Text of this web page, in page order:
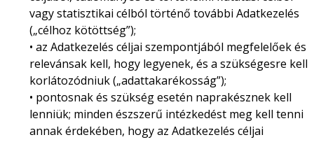
vagy statisztikai célból történő további Adatkezelés
(„célhoz kötöttség”);
• az Adatkezelés céljai szempontjából megfelelőek és
relevánsak kell, hogy legyenek, és a szükségesre kell
korlátozódniuk („adattakarékosság”);
• pontosnak és szükség esetén naprakésznek kell
lenniük; minden észszerű intézkedést meg kell tenni
annak érdekében, hogy az Adatkezelés céljai